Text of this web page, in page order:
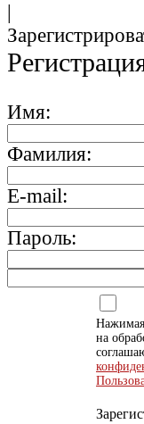
|
Имя:
Фамилия:
E-mail:
Пароль:
Нажимая
на